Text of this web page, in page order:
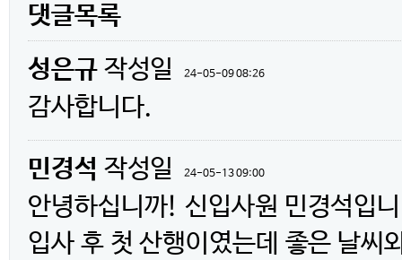
댓글목록
성은규작성일 24-05-09 08:26
감사합니다.
민경석 작성일 24-05-13 09:00
안녕하십니까! 신입사원 민경석입
입사 후 첫 산행이였는데 좋은 날씨